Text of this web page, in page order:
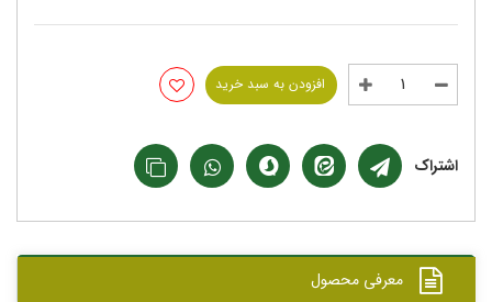
افزودن به سبد خرید
اشتراک
معرفی محصول